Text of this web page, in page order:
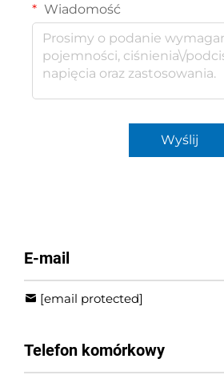
Wiadomość
Wyślij
E-mail
[email protected]
Telefon komórkowy